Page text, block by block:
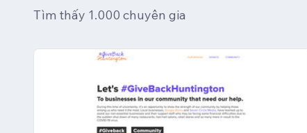
Tìm thấy 1.000 chuyên gia